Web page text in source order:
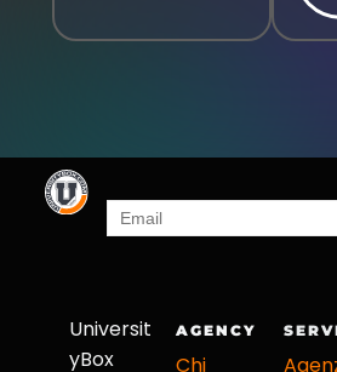
Universit
yBox
AGENCY
Chi